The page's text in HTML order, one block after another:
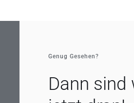
Genug Gesehen?
Dann sind